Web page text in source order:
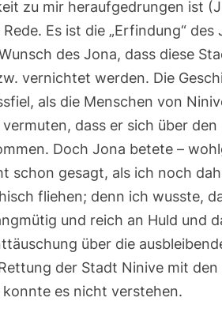
zu mir heraufgedrungen ist
Es ist die „Erfindung“
des Jona, dass diese
vernichtet werden. Die
als die Menschen von
dass er sich über
Doch Jona betete –
schon gesagt, als ich noch
fliehen; denn ich wusste,
und reich an Huld und
über die
der Stadt Ninive mit
es nicht verstehen.